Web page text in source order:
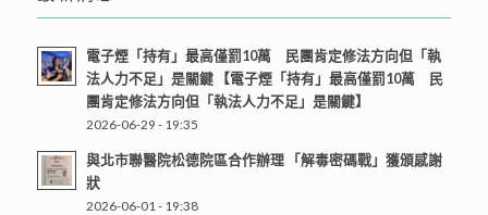
電子煙「持有」最高僅罰10萬 民團肯定修法方向但「執
法人力不足」是關鍵 【電子煙「持有」最高僅罰10萬 民
團肯定修法方向但「執法人力不足」是關鍵】
2026-06-29 - 19:35
與北市聯醫院松德院區合作辦理 「解毒密碼戰」獲頒感謝
狀
2026-06-01 - 19:38